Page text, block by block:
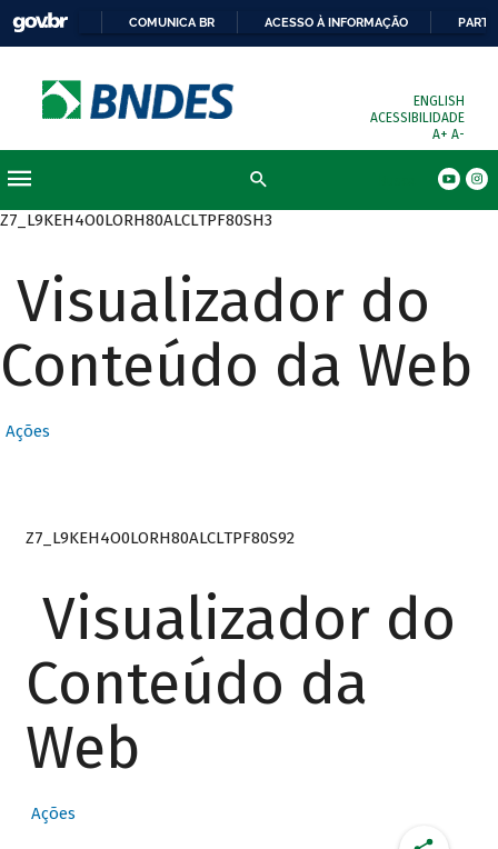
COMUNICA BR ACESSO À INFORMAÇÃO
ENGLISH
ACESSIBILIDADE
A+ A-
Z7_L9KEH4O0LORH80ALCLTPF80SH3
Visualizador do
Conteúdo da Web
Ações
Z7_L9KEH4O0LORH80ALCLTPF80S92
Visualizador do
Conteúdo da
Web
Ações